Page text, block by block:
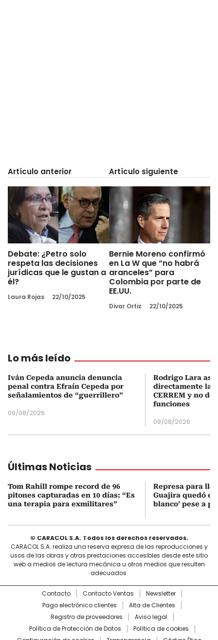
Artículo anterior
Debate: ¿Petro solo
respeta las decisiones
jurídicas que le gustan a
él?
Laura Rojas 22/10/2025
Artículo siguiente
Bernie Moreno confirmó
en La W que “no habrá
aranceles” para
Colombia por parte de
EE.UU.
Divar Ortiz 22/10/2025
Lo más leído
Iván Cepeda anuncia denuncia
penal contra Efraín Cepeda por
señalamientos de “guerrillero”
09/08/2026
Rodrigo Lara
directamente la
CERREM y no
funciones
09/08/2026
Últimas Noticias
Tom Rahill rompe record de 96
pitones capturadas en 10 días: “Es
una terapia para exmilitares”
Represa para
Guajira quedó en
blanco’ pese a
© CARACOL S.A. Todos los derechos reservados.
CARACOL S.A. realiza una reserva expresa de las reproducciones y
usos de las obras y otras prestaciones accesibles desde este sitio
web a medios de lectura mecánica u otros medios que resulten
adecuados.
Contacto Contacto Ventas
Newsletter
Pago electrónico clientes
Alta de Clientes
Registro de proveedores
Aviso legal
Política de Protección de Datos
Política de cookies